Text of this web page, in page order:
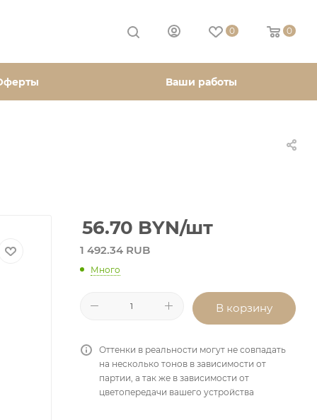
0 0
Ваши работы
56.70 BYN/шт
1 492.34 RUB
Много
В корзину
Оттенки в реальности могут не совпадать
на несколько тонов в зависимости от
партии, а так же в зависимости от
цветопередачи вашего устройства